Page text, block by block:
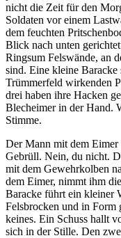
nicht die Zeit für den
Soldaten vor einem
dem feuchten
Blick nach unten
Ringsum Felswände, an
sind. Eine kleine Baracke
Trümmerfeld wirkenden
drei haben ihre Hacken
Blecheimer in der Hand.
Stimme.
Der Mann mit dem Eimer
Gebrüll. Nein, du nicht.
mit dem Gewehrkolben
dem Eimer, nimmt ihm
Baracke führt ein kleiner
Felsbrocken und in Form
keines. Ein Schuss hallt
sich in der Stille. Den